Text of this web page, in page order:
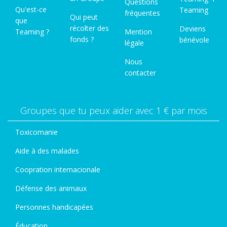
Qu'est-ce
que
Teaming ?
Qui peut
récolter des
fonds ?
fréquentes
Mention
légale
Nous
contacter
Teaming
Deviens
bénévole
Groupes que tu peux aider avec 1 € par mois
Toxicomanie
Aide à des malades
Coopration internacionale
Défense des animaux
Personnes handicapées